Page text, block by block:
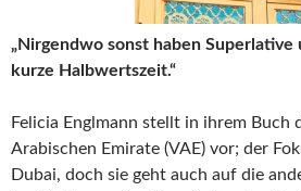
„Nirgendwo sonst haben Superlative
kurze Halbwertszeit.“
Felicia Englmann stellt in ihrem Buch
Arabischen Emirate (VAE) vor; der
Dubai, doch sie geht auch auf die